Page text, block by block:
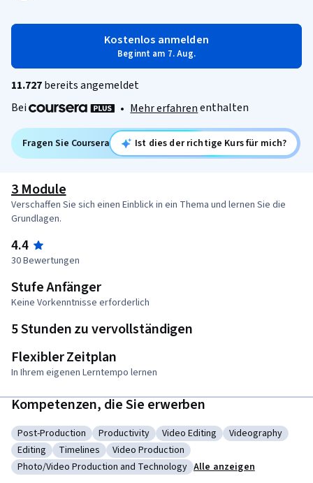
Kostenlos anmelden
Beginnt am 7. Aug.
11.727bereits angemeldet
Bei
• Mehr erfahrenenthalten
Fragen Sie Coursera Ist dies der richtige Kurs für mich?
3 Module
Verschaffen Sie sich einen Einblick in ein Thema und lernen Sie die
Grundlagen.
4.4
30 Bewertungen
Stufe Anfänger
Keine Vorkenntnisse erforderlich
5 Stunden zu vervollständigen
Flexibler Zeitplan
In Ihrem eigenen Lerntempo lernen
Kompetenzen, die Sie erwerben
Kategorie: Post-Production
Post-Production Kategorie: Productivity
Productivity Kategorie: Video Editing
Video Editing Kategorie:
Videography
Kategorie: Editing
Editing Kategorie: Timelines
Timelines Kategorie: Video Production
Video Production
Kategorie: Photo/Video Production and Technology
Photo/Video Production and Technology Alle anzeigen